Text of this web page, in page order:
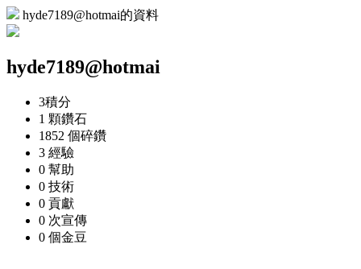
hyde7189@hotmai的資料
hyde7189@hotmai
3積分
1 顆鑽石
1852 個碎鑽
3 經驗
0 幫助
0 技術
0 貢獻
0 次宣傳
0 個金豆